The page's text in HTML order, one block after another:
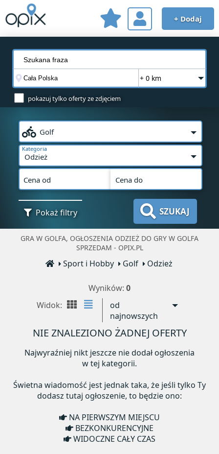
+ Dodaj
+ 0 km
pokazuj tylko oferty ze zdjęciem
Golf
Odzież
Kategoria
Cena od Cena do
Pokaż filtry SZUKAJ
GRA W GOLFA, OGŁOSZENIA ODZIEŻ DO GRY W GOLFA
SPRZEDAM - OPIX.PL
Sport i Hobby Golf Odzież
Wyników: 0
Widok:
od
najnowszych
NIE ZNALEZIONO ŻADNEJ OFERTY
Najwyraźniej nikt jeszcze nie dodał ogłoszenia
w tej kategorii.
Świetna wiadomość jest jednak taka, że jeśli tylko Ty
dodasz tutaj ogłoszenie, to będzie ono:
NA PIERWSZYM MIEJSCU
BEZKONKURENCYJNE
WIDOCZNE CAŁY CZAS